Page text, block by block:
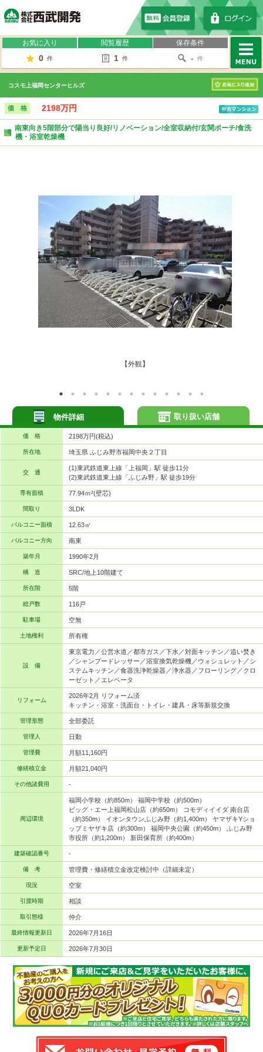
お気に入り
0 件
閲覧履歴
1 件
保存条件
- 件
MENU
コスモ上福岡センターヒルズ
お気に入り
価 格 2198万円
南東向き5階部分で陽当り良好/リノベーション/全室収納付/玄関ポーチ/食洗
機・浴室乾燥機
【外観】
物件詳細
価 格 2198万円(税込)
所在地 埼玉県 ふじみ野市福岡中央２丁目
交 通
(1)東武鉄道東上線「上福岡」駅 徒歩11分
(2)東武鉄道東上線「ふじみ野」駅 徒歩19分
専有面積 77.94ｍ²(壁芯)
間取り 3LDK
バルコニー面積 12.63㎡
バルコニー方向 南東
築年月 1990年2月
構 造 SRC/地上10階建て
所在階 5階
総戸数 116戸
駐車場 空無
土地権利 所有権
設 備
東京電力／公営水道／都市ガス／下水／対面キッチン／追い焚き
／シャンプードレッサー／浴室換気乾燥機／ウォシュレット／シ
ステムキッチン／食器洗浄乾燥器／浄水器／フローリング／クロ
ーゼット／エレベータ
リフォーム
2026年2月 リフォーム済
キッチン・浴室・洗面台・トイレ・建具・床等新規交換
管理形態 全部委託
管理人 日勤
管理費 月額11,160円
修繕積立金 月額21,040円
その他諸費用 -
周辺環境
福岡小学校（約850m） 福岡中学校（約500m）
ビッグ・エー上福岡松山店（約650m） コモディイイダ 南台店
（約350m） イオンタウンふじみ野（約1,400m） ヤマザキYショ
ップミヤザキ店（約300m） 福岡中央公園（約450m） ふじみ野
市役所（約1,200m） 新田保育所（約400m）
建築確認番号 -
備 考 管理費・修繕積立金改定検討中（詳細未定）
現況 空室
引渡時期 相談
取引態様 仲介
最終情報更新日 2026年7月16日
更新予定日 2026年7月30日
取り扱い店舗